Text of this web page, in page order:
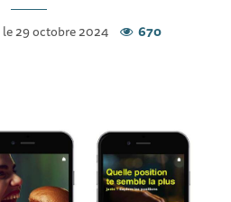
le 29 octobre 2024 670